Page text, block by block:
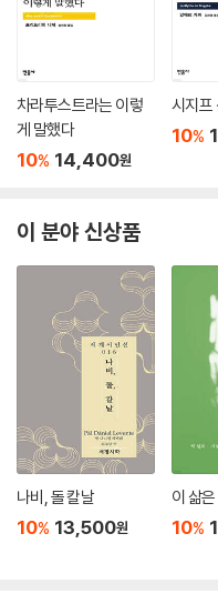
차라투스트라는 이렇
게 말했다
10% 14,400원
시지프
10%
이 분야 신상품
나비, 돌 칼날
10% 13,500원
이 삶
10%